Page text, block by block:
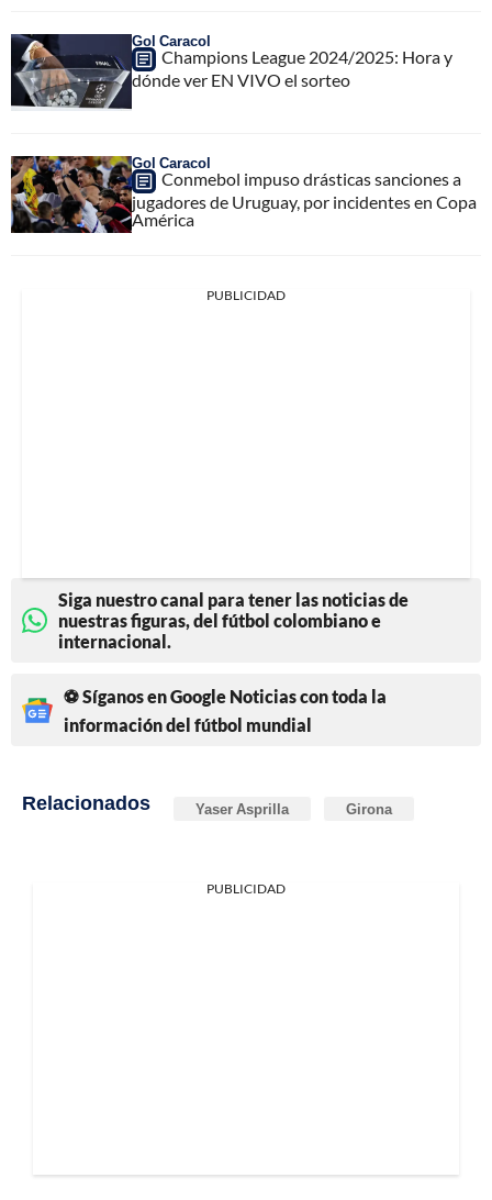
Gol Caracol
Champions League 2024/2025: Hora y
dónde ver EN VIVO el sorteo
Gol Caracol
Conmebol impuso drásticas sanciones a
jugadores de Uruguay, por incidentes en Copa
América
PUBLICIDAD
Siga nuestro canal para tener las noticias de
nuestras figuras, del fútbol colombiano e
internacional.
⚽ Síganos en Google Noticias con toda la
información del fútbol mundial
Relacionados Yaser Asprilla Girona
PUBLICIDAD